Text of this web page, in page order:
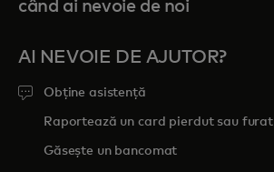
când ai nevoie de noi
AI NEVOIE DE AJUTOR?
Obține asistență
Raportează un card pierdut sau furat
Găsește un bancomat